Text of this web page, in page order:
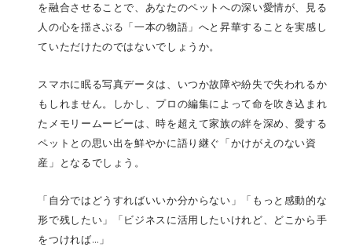
を融合させることで、あなたのペットへの深い愛情が、見る
人の心を揺さぶる「一本の物語」へと昇華することを実感し
ていただけたのではないでしょうか。
スマホに眠る写真データは、いつか故障や紛失で失われるか
もしれません。しかし、プロの編集によって命を吹き込まれ
たメモリームービーは、時を超えて家族の絆を深め、愛する
ペットとの思い出を鮮やかに語り継ぐ「かけがえのない資
産」となるでしょう。
「自分ではどうすればいいか分からない」「もっと感動的な
形で残したい」「ビジネスに活用したいけれど、どこから手
をつければ…」